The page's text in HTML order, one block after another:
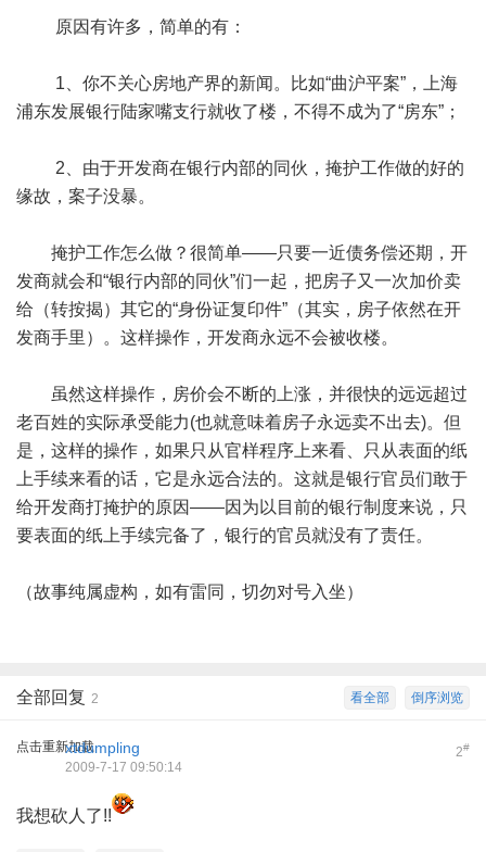
原因有许多，简单的有：
1、你不关心房地产界的新闻。比如“曲沪平案”，上海
浦东发展银行陆家嘴支行就收了楼，不得不成为了“房东”；
2、由于开发商在银行内部的同伙，掩护工作做的好的
缘故，案子没暴。
掩护工作怎么做？很简单——只要一近债务偿还期，开
发商就会和“银行内部的同伙”们一起，把房子又一次加价卖
给（转按揭）其它的“身份证复印件”（其实，房子依然在开
发商手里）。这样操作，开发商永远不会被收楼。
虽然这样操作，房价会不断的上涨，并很快的远远超过
老百姓的实际承受能力(也就意味着房子永远卖不出去)。但
是，这样的操作，如果只从官样程序上来看、只从表面的纸
上手续来看的话，它是永远合法的。这就是银行官员们敢于
给开发商打掩护的原因——因为以目前的银行制度来说，只
要表面的纸上手续完备了，银行的官员就没有了责任。
（故事纯属虚构，如有雷同，切勿对号入坐）
倒序浏览
看全部
全部回复 2
点击重新加载 2#
xtdumpling
2009-7-17 09:50:14
我想砍人了!!